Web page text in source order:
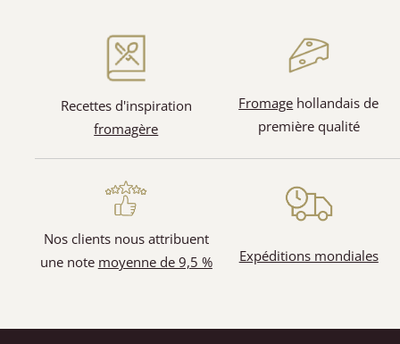
(5)
Recettes d'inspiration
fromagère
Fromage hollandais de
première qualité
Nos clients nous attribuent
une note moyenne de 9,5 % Expéditions mondiales